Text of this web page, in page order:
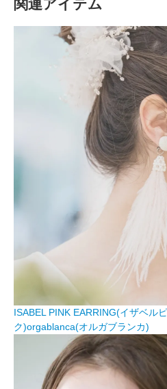
関連アイテム
ISABEL PINK EARRING(イザベル
ク)orgablanca(オルガブランカ)